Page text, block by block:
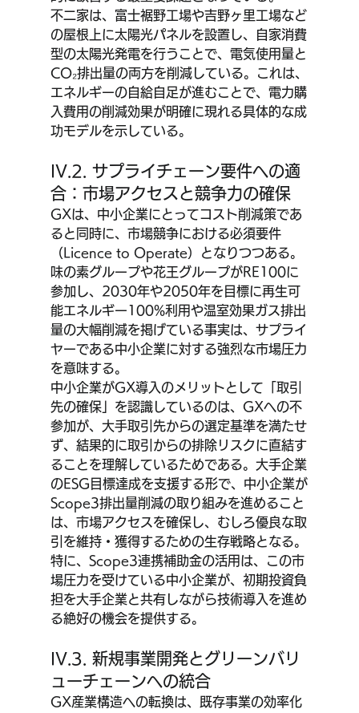
不二家は、富士裾野工場や吉野ヶ里工場など
の屋根上に太陽光パネルを設置し、自家消費
型の太陽光発電を行うことで、電気使用量と
CO₂排出量の両方を削減している。これは、
エネルギーの自給自足が進むことで、電力購
入費用の削減効果が明確に現れる具体的な成
功モデルを示している。
IV.2. サプライチェーン要件への適
合：市場アクセスと競争力の確保
GXは、中小企業にとってコスト削減策であ
ると同時に、市場競争における必須要件
（Licence to Operate）となりつつある。
味の素グループや花王グループがRE100に
参加し、2030年や2050年を目標に再生可
能エネルギー100%利用や温室効果ガス排出
量の大幅削減を掲げている事実は、サプライ
ヤーである中小企業に対する強烈な市場圧力
を意味する。
中小企業がGX導入のメリットとして「取引
先の確保」を認識しているのは、GXへの不
参加が、大手取引先からの選定基準を満たせ
ず、結果的に取引からの排除リスクに直結す
ることを理解しているためである。大手企業
のESG目標達成を支援する形で、中小企業が
Scope3排出量削減の取り組みを進めること
は、市場アクセスを確保し、むしろ優良な取
引を維持・獲得するための生存戦略となる。
特に、Scope3連携補助金の活用は、この市
場圧力を受けている中小企業が、初期投資負
担を大手企業と共有しながら技術導入を進め
る絶好の機会を提供する。
IV.3. 新規事業開発とグリーンバリ
ューチェーンへの統合
GX産業構造への転換は、既存事業の効率化